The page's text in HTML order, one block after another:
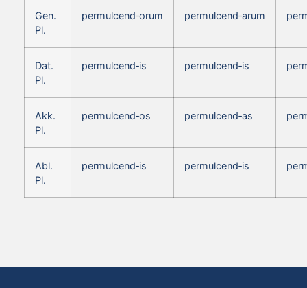
Gen.
Pl.
permulcend‑orum permulcend‑arum
Dat.
Pl.
permulcend‑is permulcend‑is
Akk.
Pl.
permulcend‑os permulcend‑as
Abl.
Pl.
permulcend‑is permulcend‑is